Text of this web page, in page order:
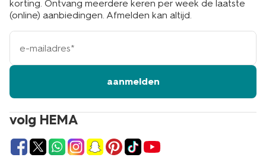
volg HEMA
korting. Ontvang meerdere keren per week de laatste
(online) aanbiedingen. Afmelden kan altijd.
e-
mailadres
aanmelden